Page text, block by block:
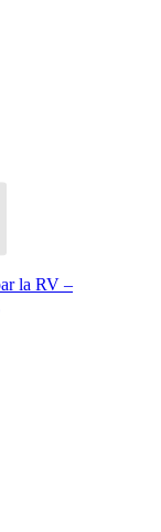
la RV –